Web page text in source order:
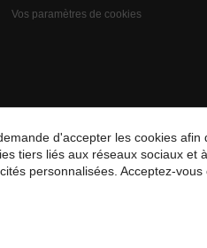
Vos paramètres de cookies
réservés
d'accepter les cookies
tiers liés aux réseaux sociaux
personnalisées. Acceptez-